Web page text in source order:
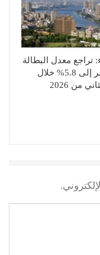
تراجع معدل البطالة
في مصر إلى 5.8% خلال
من 2026